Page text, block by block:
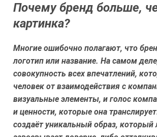
Почему бренд больше,
картинка?
Многие ошибочно полагают, что
логотип или название. На самом
совокупность всех впечатлений,
человек от взаимодействия с
визуальные элементы, и голос
и ценности, которые она
создаёт уникальный образ, который